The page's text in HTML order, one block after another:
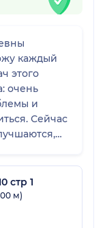
каждый
этого
очень
и
Сейчас
стр 1
м)